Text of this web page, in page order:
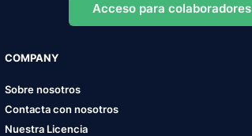
Acceso para colaboradores
COMPANY
Sobre nosotros
Contacta con nosotros
Nuestra Licencia